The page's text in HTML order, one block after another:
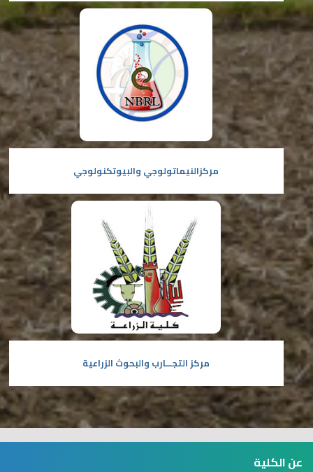
مركزالنيماتولوجي والبيوتكنولوجي
مركز التجـــارب والبحوث الزراعية
عن الكلية